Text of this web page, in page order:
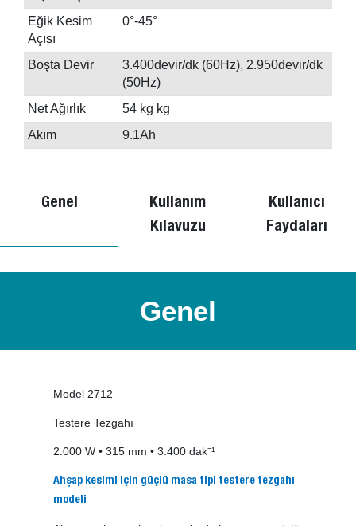
Eğik Kesim
Açısı
0°-45°
Boşta Devir
3.400devir/dk (60Hz), 2.950devir/dk
(50Hz)
Net Ağırlık
54 kg kg
Akım
9.1Ah
Genel
Kullanım
Kılavuzu
Kullanıcı
Faydaları
Genel
Model 2712
Testere Tezgahı
2.000 W • 315 mm • 3.400 dak⁻¹
Ahşap kesimi için güçlü masa tipi testere tezgahı
modeli